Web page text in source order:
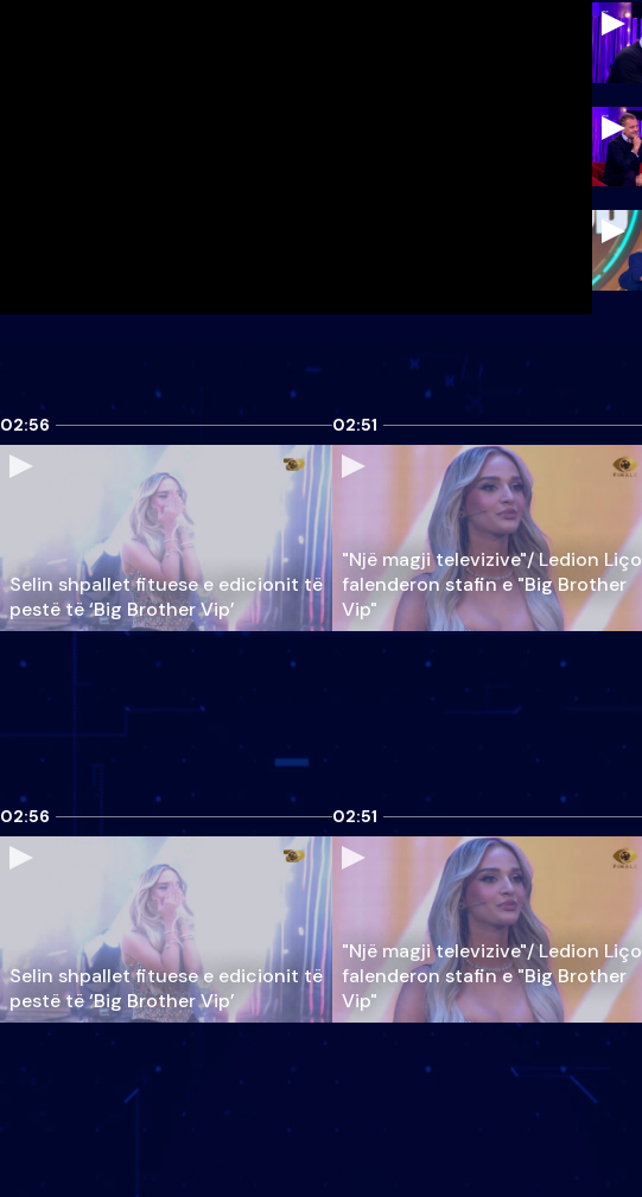
02:56
Selin shpallet fituese e edicionit të
pestë të ‘Big Brother Vip’
02:51
"Një magji televizive"/ Ledion Liço
falenderon stafin e "Big Brother
Vip"
02:56
Selin shpallet fituese e edicionit të
pestë të ‘Big Brother Vip’
02:51
"Një magji televizive"/ Ledion Liço
falenderon stafin e "Big Brother
Vip"